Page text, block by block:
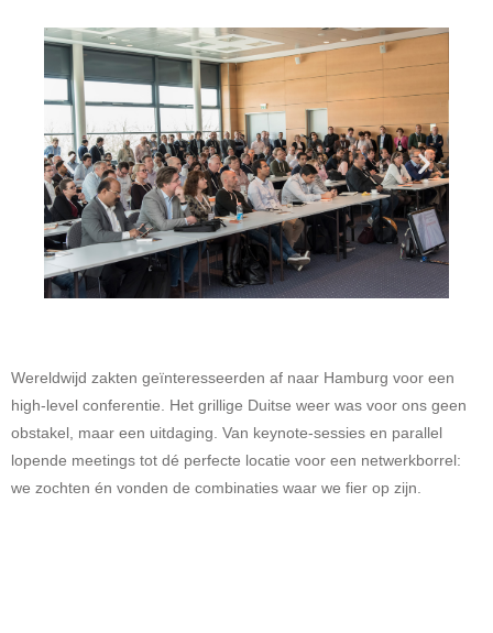
Wereldwijd zakten geïnteresseerden af naar Hamburg voor een
high-level conferentie. Het grillige Duitse weer was voor ons geen
obstakel, maar een uitdaging. Van keynote-sessies en parallel
lopende meetings tot dé perfecte locatie voor een netwerkborrel:
we zochten én vonden de combinaties waar we fier op zijn.